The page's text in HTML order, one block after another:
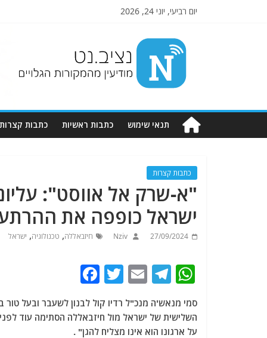
יום רביעי, יוני 24, 2026
Nziv.net
מודיעין
מהמקורות
תנאי שימוש כתבות ראשיות כתבות קצרות
כתבות קצרות
"א-שרק אל אווסט":
ישראל כופפה את
27/09/2024
Nziv חיזבאללה, טכנולוגיה, ישראל
W
at
s
T
e
g
E
m
ai
l
T
w
itt
er
c
e
סמי מנאש'ה מנכ"ל רדיו קול לבנון לשעבר ובעל
השלישית של ישראל מול חיזבאללה הסתימה עוד
על ארגונו הוא אינו מצליח להגן" .